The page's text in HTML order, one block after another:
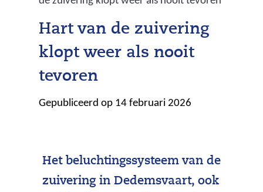
p
e
n
Hart van de zuivering
klopt weer als nooit
tevoren
Gepubliceerd op 14 februari 2026
Het beluchtingssysteem van de
zuivering in Dedemsvaart, ook